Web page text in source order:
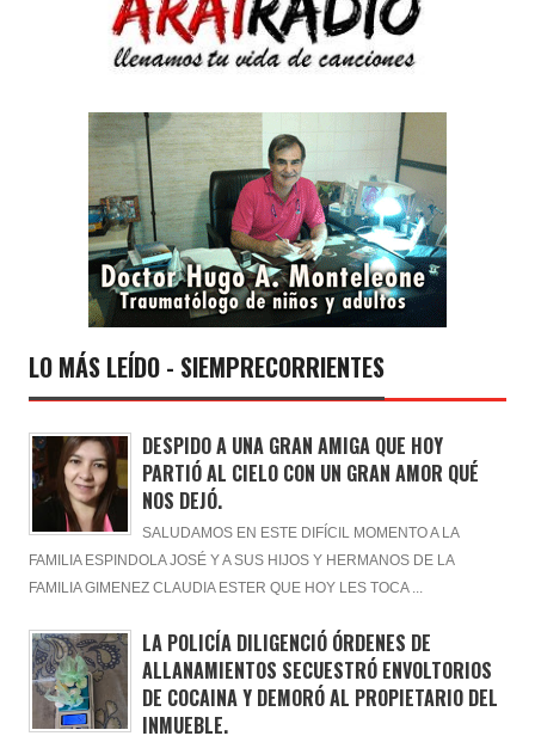
LO MÁS LEÍDO - SIEMPRECORRIENTES
DESPIDO A UNA GRAN AMIGA QUE HOY
PARTIÓ AL CIELO CON UN GRAN AMOR QUÉ
NOS DEJÓ.
SALUDAMOS EN ESTE DIFÍCIL MOMENTO A LA
FAMILIA ESPINDOLA JOSÉ Y A SUS HIJOS Y HERMANOS DE LA
FAMILIA GIMENEZ CLAUDIA ESTER QUE HOY LES TOCA ...
LA POLICÍA DILIGENCIÓ ÓRDENES DE
ALLANAMIENTOS SECUESTRÓ ENVOLTORIOS
DE COCAINA Y DEMORÓ AL PROPIETARIO DEL
INMUEBLE.